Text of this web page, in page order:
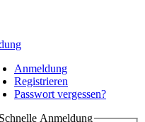
Anmeldung
Registrieren
Passwort vergessen?
Schnelle Anmeldung